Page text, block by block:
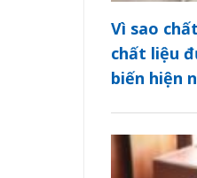
Vì sao
chất liệu
biến hiện